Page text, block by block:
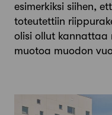
esimerkiksi siihen,
toteutettiin
olisi ollut kannattaa
muotoa muodon